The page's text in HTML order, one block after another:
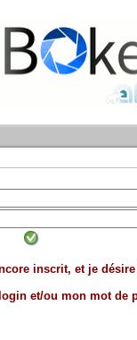
inscrit, et je
et/ou mon mot de